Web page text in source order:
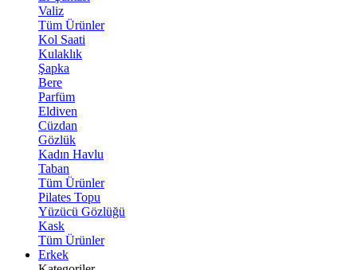
Valiz
Tüm Ürünler
Kol Saati
Kulaklık
Şapka
Bere
Parfüm
Eldiven
Cüzdan
Gözlük
Kadın Havlu
Taban
Tüm Ürünler
Pilates Topu
Yüzücü Gözlüğü
Kask
Tüm Ürünler
Erkek